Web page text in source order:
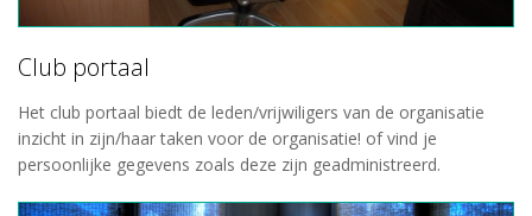
Club portaal
Het club portaal biedt de leden/vrijwiligers van de organisatie
inzicht in zijn/haar taken voor de organisatie! of vind je
persoonlijke gegevens zoals deze zijn geadministreerd.